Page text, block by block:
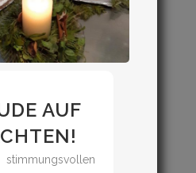
AUF